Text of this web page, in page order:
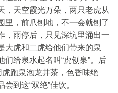
，天空霞光万朵，两只老虎从
里，前爪刨地，不一会就刨了
，雨停后，只见深坑里涌出一
大虎和二虎给他们带来的泉
给泉水起名叫“虎刨泉”。后
虎跑泉泡龙井茶，色香味绝
到这“双绝”佳饮。